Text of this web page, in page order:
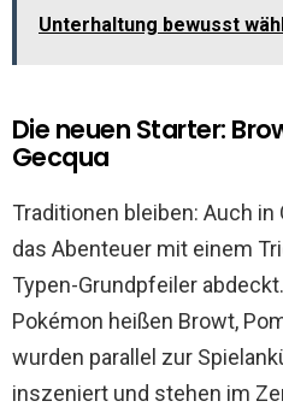
Unterhaltung bewusst
Die neuen Starter:
Gecqua
Traditionen bleiben: Auch
das Abenteuer mit einem
Typen-Grundpfeiler
Pokémon heißen Browt,
wurden parallel zur
inszeniert und stehen im